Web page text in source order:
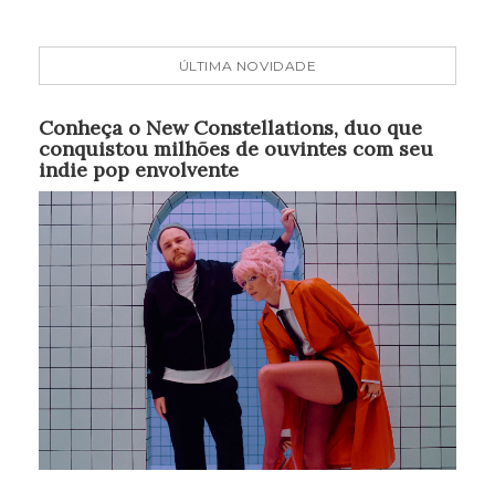
ÚLTIMA NOVIDADE
Conheça o New Constellations, duo que
conquistou milhões de ouvintes com seu
indie pop envolvente